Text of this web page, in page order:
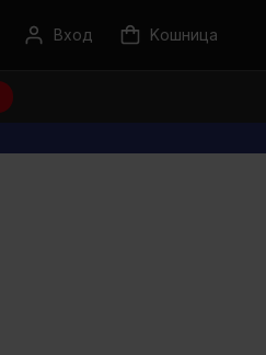
Вход Kошница